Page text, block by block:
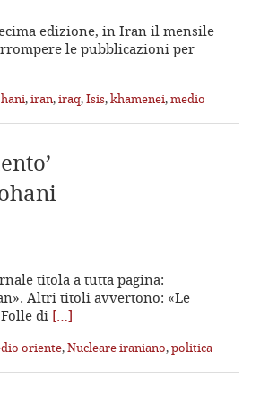
edizione, in Iran il mensile
le pubblicazioni per
,iran,iraq,Isis,khamenei,medio
titola a tutta pagina:
Altri titoli avvertono: «Le
di […]
oriente,Nucleare iraniano,politica